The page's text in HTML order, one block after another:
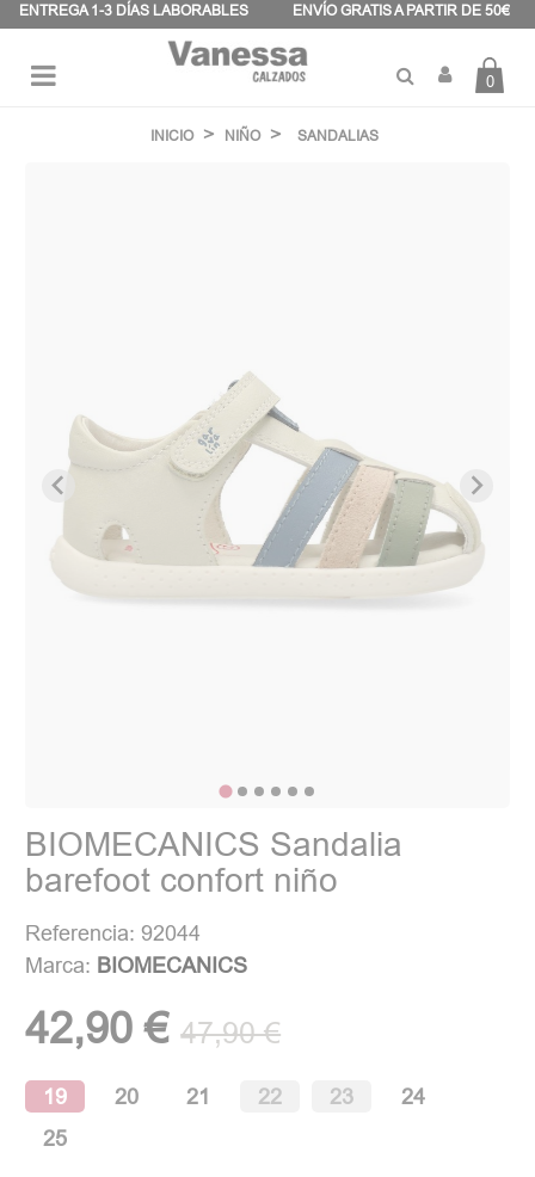
ENTREGA 1-3 DÍAS LABORABLES ENVÍO GRATIS A PARTIR DE 50€
0
INICIO NIÑO SANDALIAS
BIOMECANICS Sandalia
barefoot confort niño
Referencia: 92044
Marca: BIOMECANICS
42,90 € 47,90 €
19 20 21 22 23
24
25
Panel de gestión de cookies